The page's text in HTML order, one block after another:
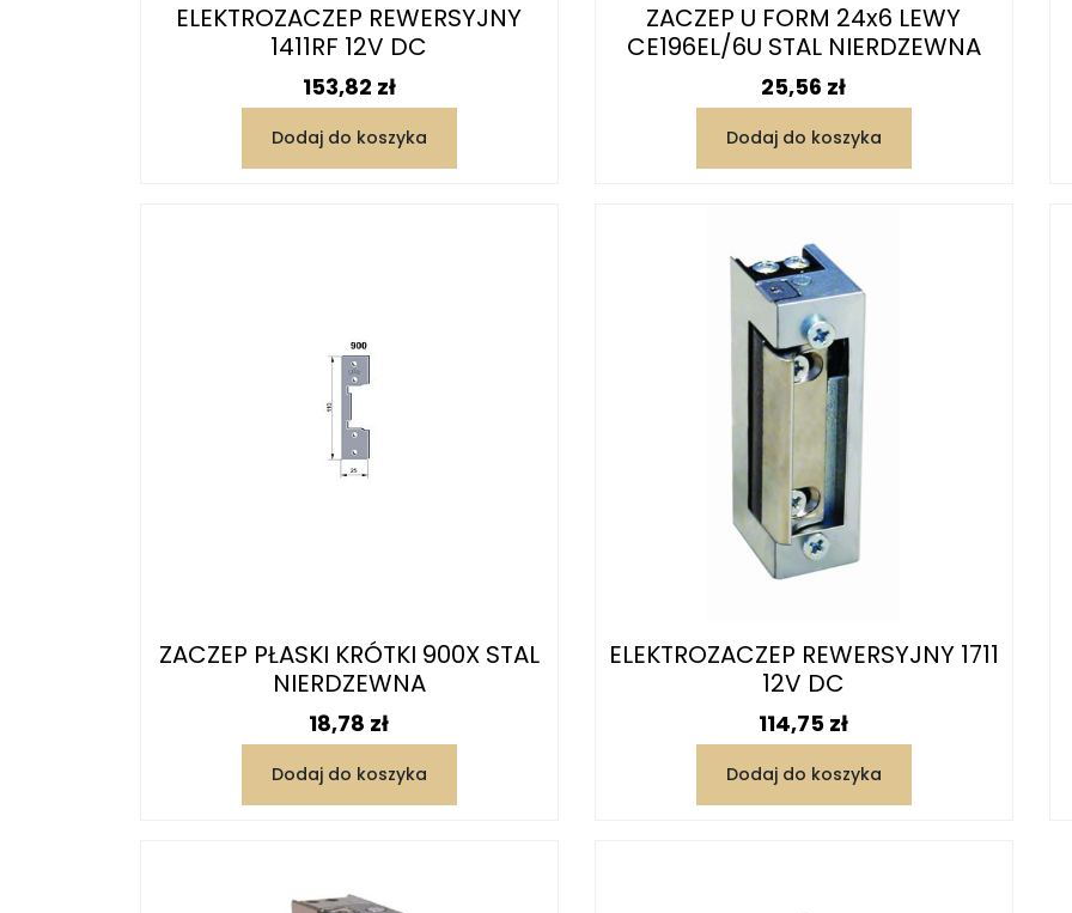
ELEKTROZACZEP REWERSYJNY
1411RF 12V DC
Cena
153,82 zł
Dodaj do koszyka
ZACZEP U FORM 24x6 LEWY
CE196EL/6U STAL NIERDZEWNA
Cena
25,56 zł
Dodaj do koszyka
ZACZEP PŁASKI KRÓTKI 900X STAL
NIERDZEWNA
Cena
18,78 zł
Dodaj do koszyka
ELEKTROZACZEP REWERSYJNY 1711
12V DC
Cena
114,75 zł
Dodaj do koszyka